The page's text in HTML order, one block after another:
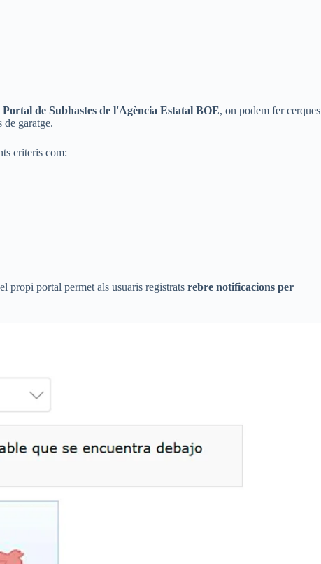
Portal de Subhastes de l'Agència Estatal BOE, on podem fer cerques
de garatge.
criteris com:
propi portal permet als usuaris registrats rebre notificacions per